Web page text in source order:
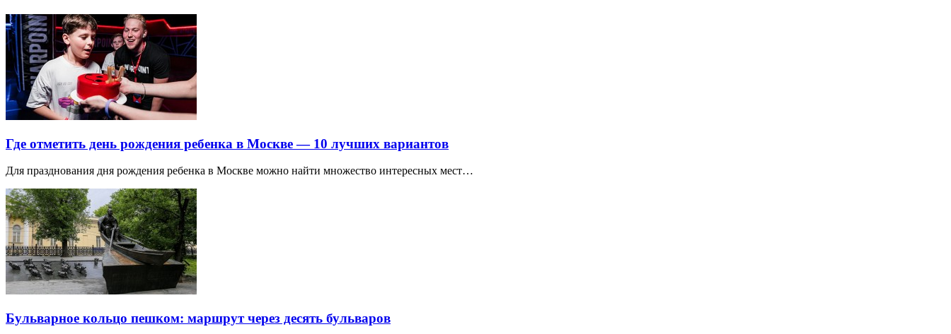
Где отметить день рождения ребенка в Москве — 10 лучших вариантов
Для празднования дня рождения ребенка в Москве можно найти множество интересных мест…
Бульварное кольцо пешком: маршрут через десять бульваров